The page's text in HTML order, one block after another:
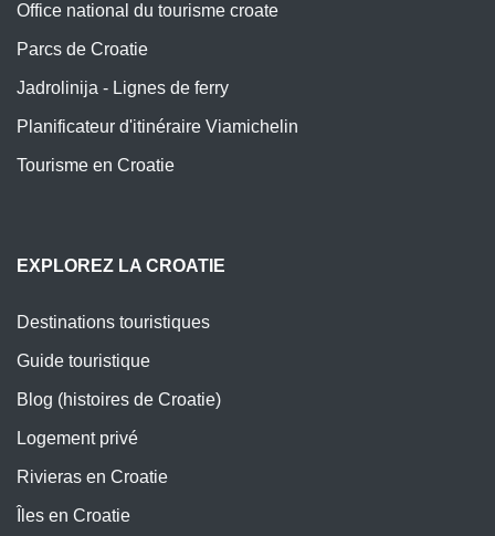
Office national du tourisme croate
Parcs de Croatie
Jadrolinija - Lignes de ferry
Planificateur d'itinéraire Viamichelin
Tourisme en Croatie
EXPLOREZ LA CROATIE
Destinations touristiques
Guide touristique
Blog (histoires de Croatie)
Logement privé
Rivieras en Croatie
Îles en Croatie